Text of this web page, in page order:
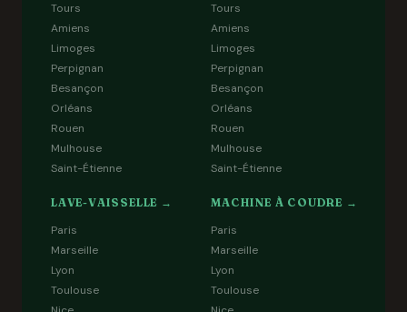
Tours
Amiens
Limoges
Perpignan
Besançon
Orléans
Rouen
Mulhouse
Saint-Étienne
Tours
Amiens
Limoges
Perpignan
Besançon
Orléans
Rouen
Mulhouse
Saint-Étienne
LAVE-VAISSELLE →
Paris
Marseille
Lyon
Toulouse
MACHINE À COUDRE →
Paris
Marseille
Lyon
Toulouse